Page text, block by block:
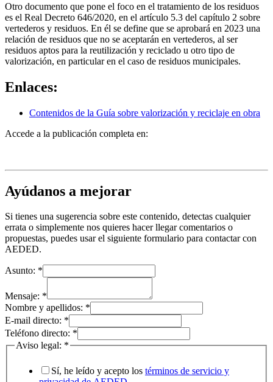
Otro documento que pone el foco en el tratamiento de los residuos
es el Real Decreto 646/2020, en el artículo 5.3 del capítulo 2 sobre
vertederos y residuos. En él se define que se aprobará en 2023 una
relación de residuos que no se aceptarán en vertederos, al ser
residuos aptos para la reutilización y reciclado u otro tipo de
valorización, en particular en el caso de residuos municipales.
Enlaces:
Contenidos de la Guía sobre valorización y reciclaje en obra
Accede a la publicación completa en:
Ayúdanos a mejorar
Si tienes una sugerencia sobre este contenido, detectas cualquier
errata o simplemente nos quieres hacer llegar comentarios o
propuestas, puedes usar el siguiente formulario para contactar con
AEDED.
Asunto: *
Mensaje: *
Nombre y apellidos: *
E-mail directo: *
Teléfono directo: *
Aviso legal: *
Sí, he leído y acepto los términos de servicio y